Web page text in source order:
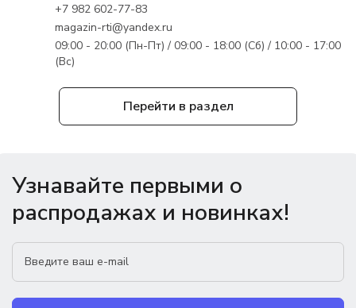
Перейти в раздел
+7 982 602-77-83
magazin-rti@yandex.ru
09:00 - 20:00 (Пн-Пт) / 09:00 - 18:00 (Сб) / 10:00 - 17:00
(Вс)
Узнавайте первыми о
распродажах и новинках!